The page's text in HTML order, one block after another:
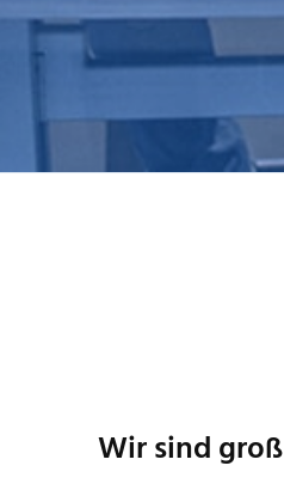
Wir sind groß